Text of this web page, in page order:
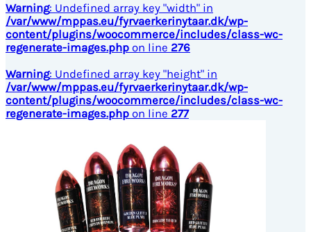
Warning: Undefined array key "width" in
/var/www/mppas.eu/fyrvaerkerinytaar.dk/wp-
content/plugins/woocommerce/includes/class-wc-
regenerate-images.php on line 276
Warning: Undefined array key "height" in
/var/www/mppas.eu/fyrvaerkerinytaar.dk/wp-
content/plugins/woocommerce/includes/class-wc-
regenerate-images.php on line 277